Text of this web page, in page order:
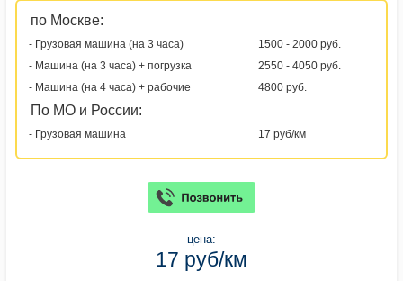
по Москве:
- Грузовая машина (на 3 часа)
1500 - 2000 руб.
- Машина (на 3 часа) + погрузка
2550 - 4050 руб.
- Машина (на 4 часа) + рабочие
4800 руб.
По МО и России:
- Грузовая машина 17 руб/км
цена:
17 руб/км